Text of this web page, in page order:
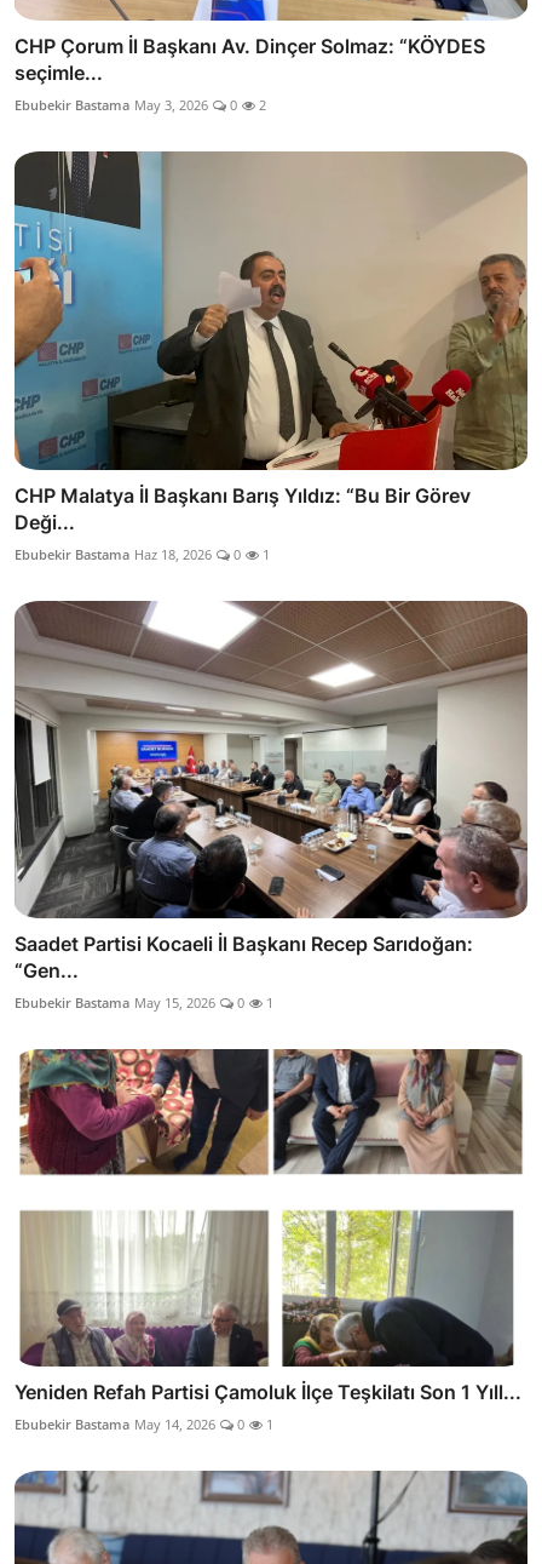
CHP Çorum İl Başkanı Av. Dinçer Solmaz: “KÖYDES
seçimle...
Ebubekir Bastama May 3, 2026 0 2
CHP Malatya İl Başkanı Barış Yıldız: “Bu Bir Görev
Deği...
Ebubekir Bastama Haz 18, 2026 0 1
Saadet Partisi Kocaeli İl Başkanı Recep Sarıdoğan:
“Gen...
Ebubekir Bastama May 15, 2026 0 1
Yeniden Refah Partisi Çamoluk İlçe Teşkilatı Son 1 Yıll...
Ebubekir Bastama May 14, 2026 0 1